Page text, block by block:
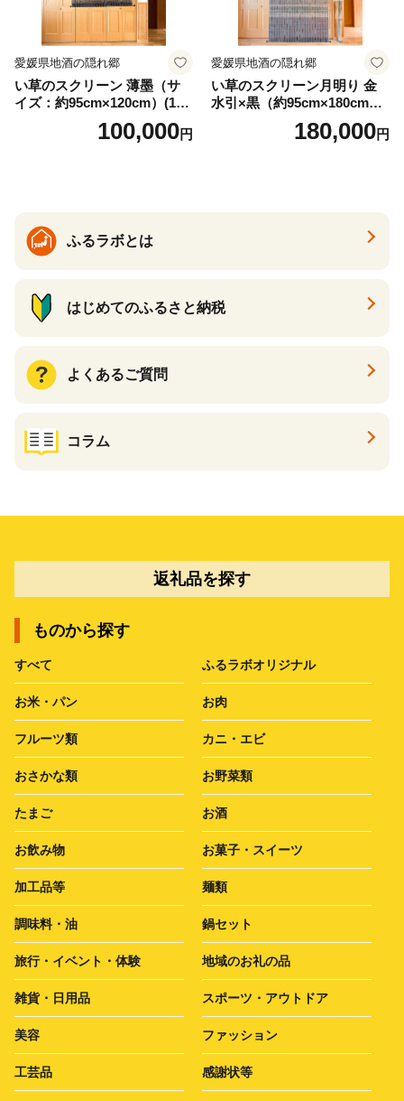
愛媛県地酒の隠れ郷
い草のスクリーン 薄墨（サ
イズ：約95cm×120cm）(14
100,000円
愛媛県地酒の隠れ郷
い草のスクリーン月明り 金
水引×黒（約95cm×180cm）
180,000円
ふるラボとは
はじめてのふるさと納税
よくあるご質問
コラム
返礼品を探す
ものから探す
すべて ふるラボオリジナル
お米・パン お肉
フルーツ類 カニ・エビ
おさかな類 お野菜類
たまご お酒
お飲み物 お菓子・スイーツ
加工品等 麺類
調味料・油 鍋セット
旅行・イベント・体験 地域のお礼の品
雑貨・日用品 スポーツ・アウトドア
美容 ファッション
工芸品 感謝状等